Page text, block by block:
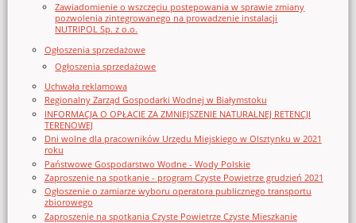
Zawiadomienie o wszczęciu postępowania w sprawie zmiany
pozwolenia zintegrowanego na prowadzenie instalacji
NUTRIPOL Sp. z o.o.
Ogłoszenia sprzedażowe
Ogłoszenia sprzedażowe
Uchwała reklamowa
Regionalny Zarząd Gospodarki Wodnej w Białymstoku
INFORMACJA O OPŁACIE ZA ZMNIEJSZENIE NATURALNEJ RETENCJI
TERENOWEJ
Dni wolne dla pracowników Urzędu Miejskiego w Olsztynku w 2021
roku
Państwowe Gospodarstwo Wodne - Wody Polskie
Zaproszenie na spotkanie - program Czyste Powietrze grudzień 2021
Ogłoszenie o zamiarze wyboru operatora publicznego transportu
zbiorowego
Zaproszenie na spotkania Czyste Powietrze Czyste Mieszkanie